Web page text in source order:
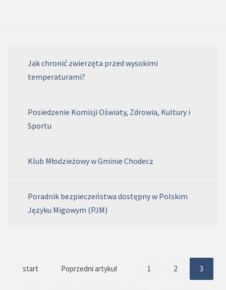
Jak chronić zwierzęta przed wysokimi
temperaturami?
Posiedzenie Komisji Oświaty, Zdrowia, Kultury i
Sportu
Klub Młodzieżowy w Gminie Chodecz
Poradnik bezpieczeństwa dostępny w Polskim
Języku Migowym (PJM)
start Poprzedni artykuł 1 2 3